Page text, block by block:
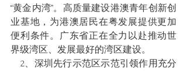
“黄金内湾”。高质量建设港澳青年创新创
业基地，为港澳居民在粤发展提供更加
便利条件。广东省正在全力以赴推动世
界级湾区、发展最好的湾区建设。